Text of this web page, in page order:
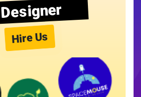
Designer
Hire Us